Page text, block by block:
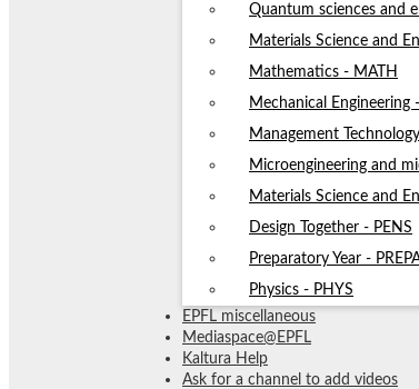
Quantum sciences and
Materials Science and
Mathematics - MATH
Mechanical Engineering
Management
Microengineering and
Materials Science and
Design Together - PENS
Preparatory Year -
Physics - PHYS
EPFL miscellaneous
Mediaspace@EPFL
Kaltura Help
Ask for a channel to add videos